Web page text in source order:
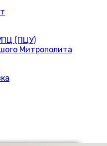
(ПЦУ)
Митрополита